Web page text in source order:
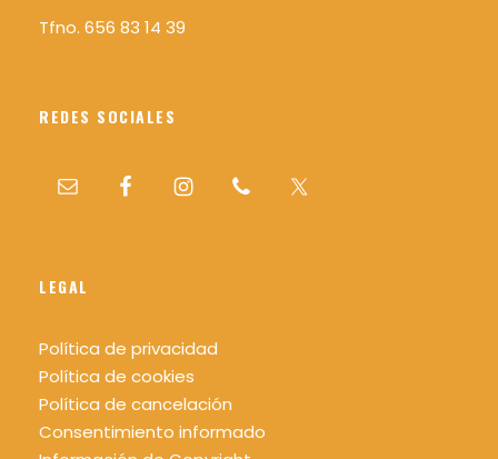
Asesoramiento previo a la actividad y dosier
actividad
El precio no incluye
Comidas y cenas durante el viaje.
desplazamientos internos, a gestionar y
pagar directamente por cada participante
(coche propio, coche compartido u otros
medios).
Tfno. 656 83 14 39
REDES SOCIALES
LEGAL
Política de privacidad
Política de cookies
Política de cancelación
Consentimiento informado